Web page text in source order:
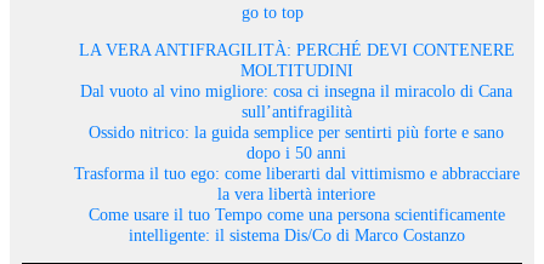
go to top
LA VERA ANTIFRAGILITÀ: PERCHÉ DEVI CONTENERE
MOLTITUDINI
Dal vuoto al vino migliore: cosa ci insegna il miracolo di Cana
sull’antifragilità
Ossido nitrico: la guida semplice per sentirti più forte e sano
dopo i 50 anni
Trasforma il tuo ego: come liberarti dal vittimismo e abbracciare
la vera libertà interiore
Come usare il tuo Tempo come una persona scientificamente
intelligente: il sistema Dis/Co di Marco Costanzo